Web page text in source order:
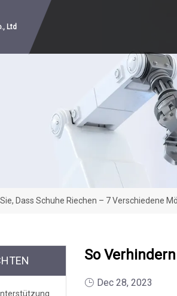
Ltd
Dass Schuhe Riechen – 7 Verschiedene
So
Dec 28, 2023